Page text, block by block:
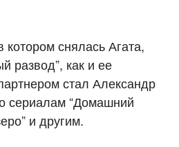
снялась Агата,
развод”, как и ее
стал Александр
сериалам “Домашний
и другим.